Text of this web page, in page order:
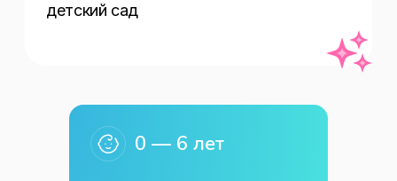
детский сад
0 — 6 лет